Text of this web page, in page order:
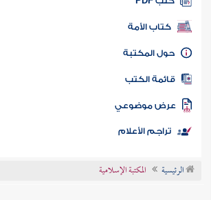
كتب PDF
كتاب الأمة
المكتبة
الكتب
موضوعي
تراجم الأعلام
الرئيسية المكتبة الإسلامية